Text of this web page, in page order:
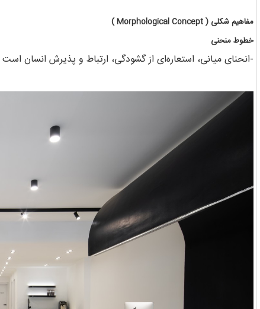
مفاهیم شکلی ( Morphological Concept )
خطوط منحنی
-انحنای میانی، استعاره‌ای از گشودگی، ارتباط و پذیرش انسان